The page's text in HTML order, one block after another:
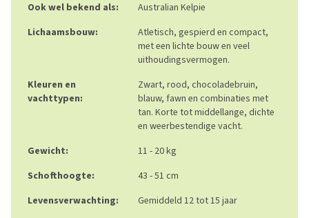
Ook wel bekend als:
Australian Kelpie
Lichaamsbouw:
Atletisch, gespierd en compact,
met een lichte bouw en veel
uithoudingsvermogen.
Kleuren en
vachttypen:
Zwart, rood, chocoladebruin,
blauw, fawn en combinaties met
tan. Korte tot middellange, dichte
en weerbestendige vacht.
Gewicht:
11 - 20 kg
Schofthoogte:
43 - 51 cm
Levensverwachting:
Gemiddeld 12 tot 15 jaar